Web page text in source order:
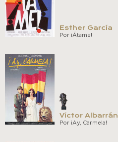
Esther García
Por ¡Átame!
Víctor Albarrán
Por ¡Ay, Carmela!